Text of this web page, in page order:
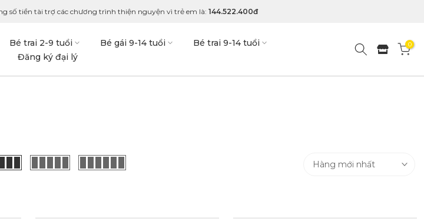
số tiền tài trợ các chương trình thiện nguyện vì trẻ em là: 144.522.400đ
Bé trai 2-9 tuổi Bé gái 9-14 tuổi
Bé trai 9-14 tuổi
Đăng ký đại lý
0
Hàng mới nhất